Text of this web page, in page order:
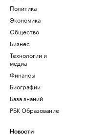
Политика
Экономика
Общество
Бизнес
Технологии и
медиа
Финансы
Биографии
База знаний
РБК Образование
Новости